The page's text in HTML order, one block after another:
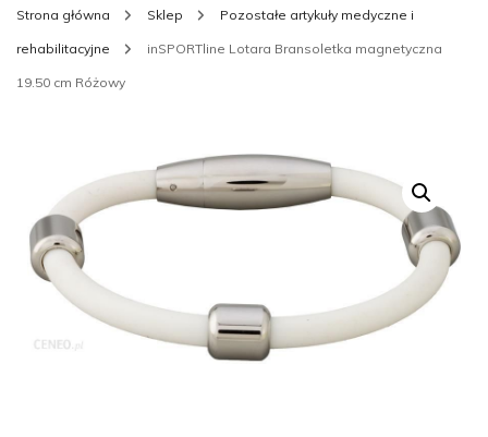
Strona główna Sklep Pozostałe artykuły medyczne i
rehabilitacyjne inSPORTline Lotara Bransoletka magnetyczna
19.50 cm Różowy